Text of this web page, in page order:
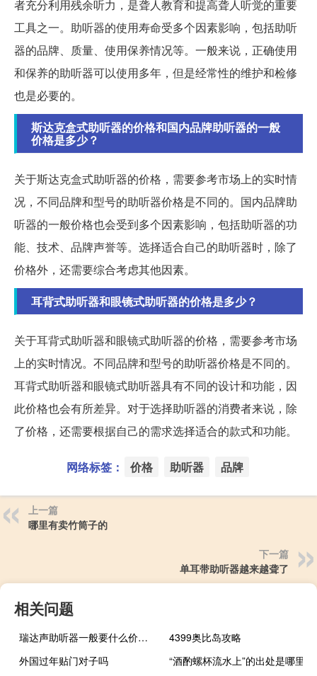
者充分利用残余听力，是聋人教育和提高聋人听觉的重要
工具之一。助听器的使用寿命受多个因素影响，包括助听
器的品牌、质量、使用保养情况等。一般来说，正确使用
和保养的助听器可以使用多年，但是经常性的维护和检修
也是必要的。
斯达克盒式助听器的价格和国内品牌助听器的一般
价格是多少？
关于斯达克盒式助听器的价格，需要参考市场上的实时情
况，不同品牌和型号的助听器价格是不同的。国内品牌助
听器的一般价格也会受到多个因素影响，包括助听器的功
能、技术、品牌声誉等。选择适合自己的助听器时，除了
价格外，还需要综合考虑其他因素。
耳背式助听器和眼镜式助听器的价格是多少？
关于耳背式助听器和眼镜式助听器的价格，需要参考市场
上的实时情况。不同品牌和型号的助听器价格是不同的。
耳背式助听器和眼镜式助听器具有不同的设计和功能，因
此价格也会有所差异。对于选择助听器的消费者来说，除
了价格，还需要根据自己的需求选择适合的款式和功能。
网络标签： 价格 助听器 品牌
上一篇
哪里有卖竹筒子的
下一篇
单耳带助听器越来越聋了
相关问题
瑞达声助听器一般要什么价位差不多了
4399奥比岛攻略
外国过年贴门对子吗
“酒酌螺杯流水上”的出处是哪里